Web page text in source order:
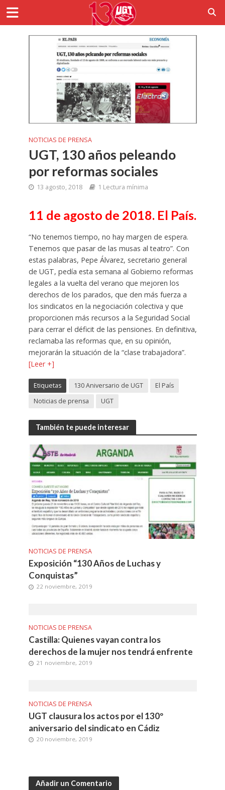
NOTICIAS DE PRENSA
UGT, 130 años peleando
por reformas sociales
13 agosto, 2018 1 Lectura mínima
11 de agosto de 2018. El País.
“No tenemos tiempo, no hay margen de espera.
Tenemos que pasar de las musas al teatro”. Con
estas palabras, Pepe Álvarez, secretario general
de UGT, pedía esta semana al Gobierno reformas
legales a la vuelta del verano que mejoren los
derechos de los parados, que den más fuerza a
los sindicatos en la negociación colectiva y que
proporcionen más recursos a la Seguridad Social
para cerrar el déficit de las pensiones. En definitiva,
reclamaba las reformas que, en su opinión,
mejorarán la situación de la “clase trabajadora”.
[Leer +]
Etiquetas 130 Aniversario de UGT
El País
Noticias de prensa
UGT
También te puede interesar
NOTICIAS DE PRENSA
Exposición “130 Años de Luchas y
Conquistas”
22 noviembre, 2019
NOTICIAS DE PRENSA
Castilla: Quienes vayan contra los
derechos de la mujer nos tendrá enfrente
21 noviembre, 2019
NOTICIAS DE PRENSA
UGT clausura los actos por el 130º
aniversario del sindicato en Cádiz
20 noviembre, 2019
Añadir un Comentario